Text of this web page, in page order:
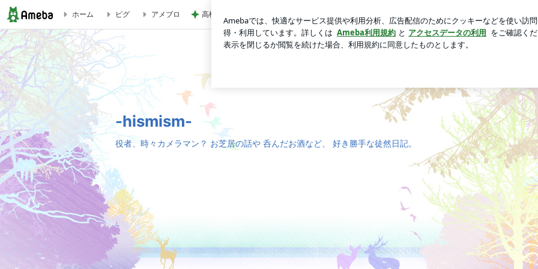
-hismism-
ホーム ピグ アメブロ 高橋英樹 ゴルフ前の焼き魚定食 ログ
-hismism-
役者、時々カメラマン？ お芝居の話や 呑んだお酒など、 好き勝手な徒然日記。